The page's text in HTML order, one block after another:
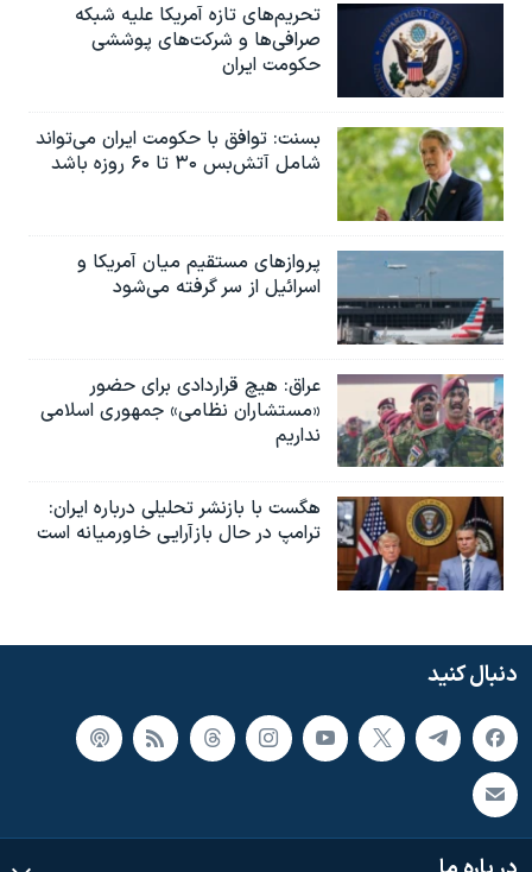
تحریم‌های تازه آمریکا علیه شبکه
صرافی‌ها و شرکت‌های پوششی
حکومت ایران
بسنت: توافق با حکومت ایران می‌تواند
شامل آتش‌بس ۳۰ تا ۶۰ روزه باشد
پروازهای مستقیم میان آمریکا و
اسرائیل از سر گرفته می‌شود
عراق: هیچ قراردادی برای حضور
«مستشاران نظامی» جمهوری اسلامی
نداریم
هگست با بازنشر تحلیلی درباره ایران:
ترامپ در حال بازآرایی خاورمیانه است
دنبال کنید